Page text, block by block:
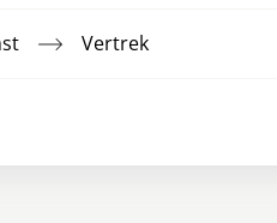
Vertrek